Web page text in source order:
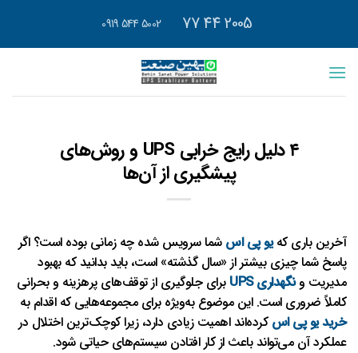
محتوا
5002 544 0919
۴ دلیل رایج خرابی UPS و روش‌های
پیشگیری از آن‌ها
آخرین باری کهیو پی اس شما سرویس شده چه زمانی بوده است؟ اگر
پاسخ شما چیزی بیشتر از «سال گذشته» است، باید بدانید که بهبود
مدیریت ونگهداری UPS
برای جلوگیری از توقف‌های پرهزینه و بحرانی
کاملاً ضروری است. این موضوع به‌ویژه برای مجموعه‌هایی که اقدام به
خرید یو پی اس کرده‌اند اهمیت زیادی دارد، زیرا کوچک‌ترین اختلال در
عملکرد آن می‌تواند باعث از کار افتادن سیستم‌های حیاتی شود.